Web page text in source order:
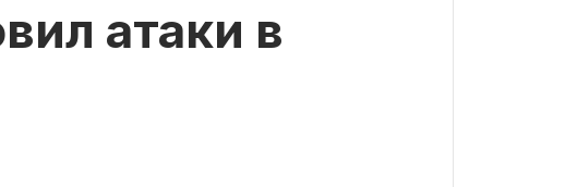
атаки в